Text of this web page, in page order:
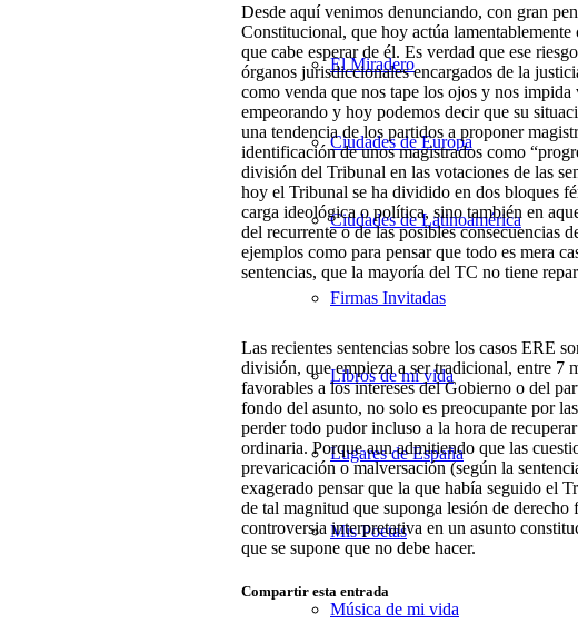
El Miradero
Ciudades de Europa
Ciudades de Latinoamérica
Firmas Invitadas
Libros de mi vida
Lugares de España
Mis Poetas
Música de mi vida
Desde aquí venimos denunciando, con gran
Constitucional, que hoy actúa
que cabe esperar de él. Es verdad que ese
órganos jurisdiccionales encargados de la
como venda que nos tape los ojos y nos
empeorando y hoy podemos decir que su
una tendencia de los partidos a proponer
identificación de unos magistrados como
división del Tribunal en las votaciones de las
hoy el Tribunal se ha dividido en dos bloques
carga ideológica o política, sino también en
del recurrente o de las posibles consecuencias
ejemplos como para pensar que todo es mera
sentencias, que la mayoría del TC no tiene
Las recientes sentencias sobre los casos ERE
división, que empieza a ser tradicional, entre 7
favorables a los intereses del Gobierno o del
fondo del asunto, no solo es preocupante por
perder todo pudor incluso a la hora de
ordinaria. Porque aun admitiendo que las
prevaricación o malversación (según la
exagerado pensar que la que había seguido el
de tal magnitud que suponga lesión de
controversia interpretativa en un asunto
que se supone que no debe hacer.
Compartir esta entrada